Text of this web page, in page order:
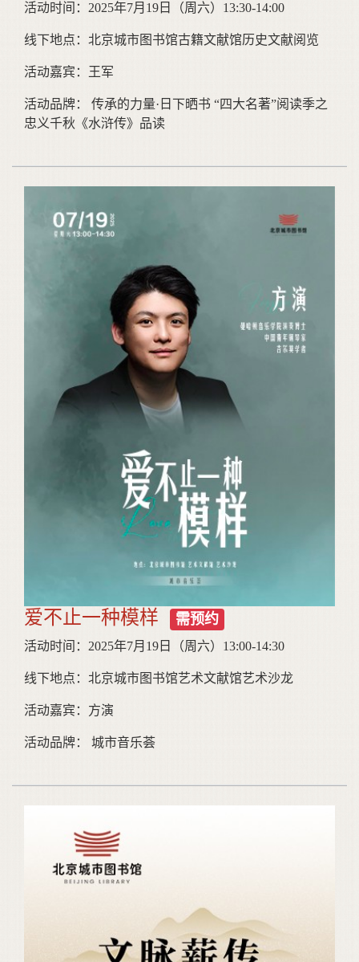
活动时间：2025年7月19日（周六）13:30-14:00
线下地点：北京城市图书馆古籍文献馆历史文献阅览
活动嘉宾：王军
活动品牌： 传承的力量·日下晒书 “四大名著”阅读季之
忠义千秋《水浒传》品读
爱不止一种模样 需预约
活动时间：2025年7月19日（周六）13:00-14:30
线下地点：北京城市图书馆艺术文献馆艺术沙龙
活动嘉宾：方演
活动品牌： 城市音乐荟